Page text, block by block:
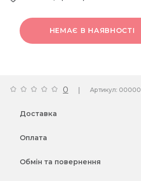
НЕМАЄ В НАЯВНОСТІ
0 | Артикул: 00000
Доставка
Оплата
Обмін та повернення